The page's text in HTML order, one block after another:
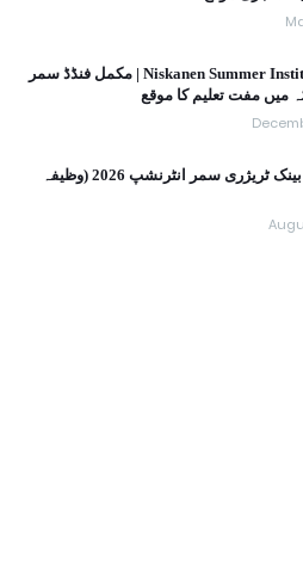
Niskanen Summer Institute 2026 USA | مکمل فنڈڈ سمر
میں مفت تعلیم کا موقع
USA میں ورلڈ بینک ٹریژری سمر انٹرنشپ 2026 (وظیفہ